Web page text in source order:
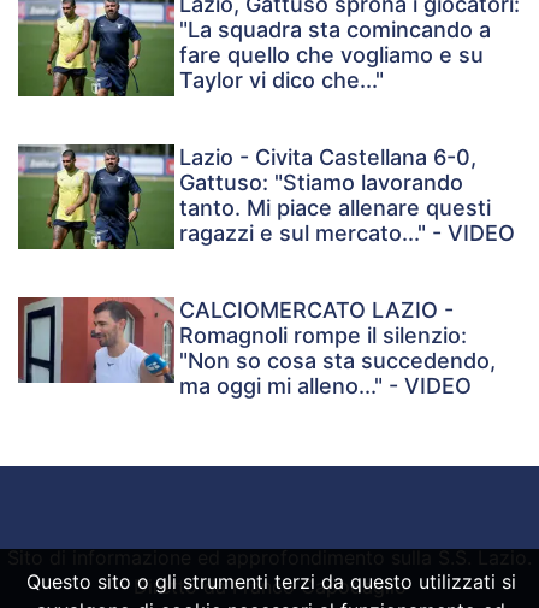
"La squadra sta comincando a
fare quello che vogliamo e su
Taylor vi dico che..."
Lazio - Civita Castellana 6-0,
Gattuso: "Stiamo lavorando
tanto. Mi piace allenare questi
ragazzi e sul mercato..." - VIDEO
CALCIOMERCATO LAZIO -
Romagnoli rompe il silenzio:
"Non so cosa sta succedendo,
ma oggi mi alleno..." - VIDEO
Sito di informazione ed approfondimento sulla S.S. Lazio.
Diretto da Franco Capodaglio
Questo sito o gli strumenti terzi da questo utilizzati si